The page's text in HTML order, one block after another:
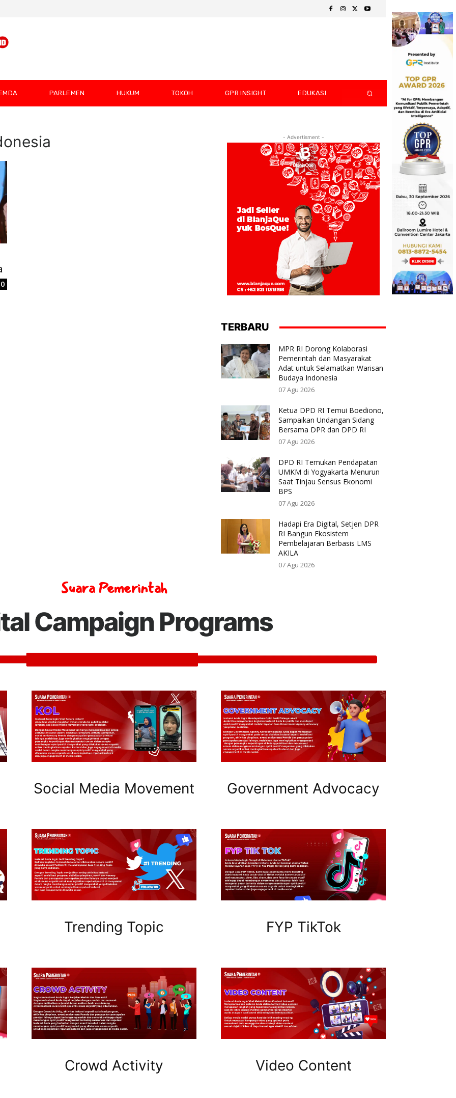
PARLEMEN HUKUM TOKOH GPR INSIGHT EDUKASI
0
- Advertisment -
TERBARU
MPR RI Dorong Kolaborasi
Pemerintah dan Masyarakat
Adat untuk Selamatkan Warisan
Budaya Indonesia
07 Agu 2026
Ketua DPD RI Temui Boediono,
Sampaikan Undangan Sidang
Bersama DPR dan DPD RI
07 Agu 2026
DPD RI Temukan Pendapatan
UMKM di Yogyakarta Menurun
Saat Tinjau Sensus Ekonomi
BPS
07 Agu 2026
Hadapi Era Digital, Setjen DPR
RI Bangun Ekosistem
Pembelajaran Berbasis LMS
AKILA
07 Agu 2026
Suara Pemerintah
Campaign Programs
Social Media Movement
Trending Topic
Crowd Activity
Government Advocacy
FYP TikTok
Video Content